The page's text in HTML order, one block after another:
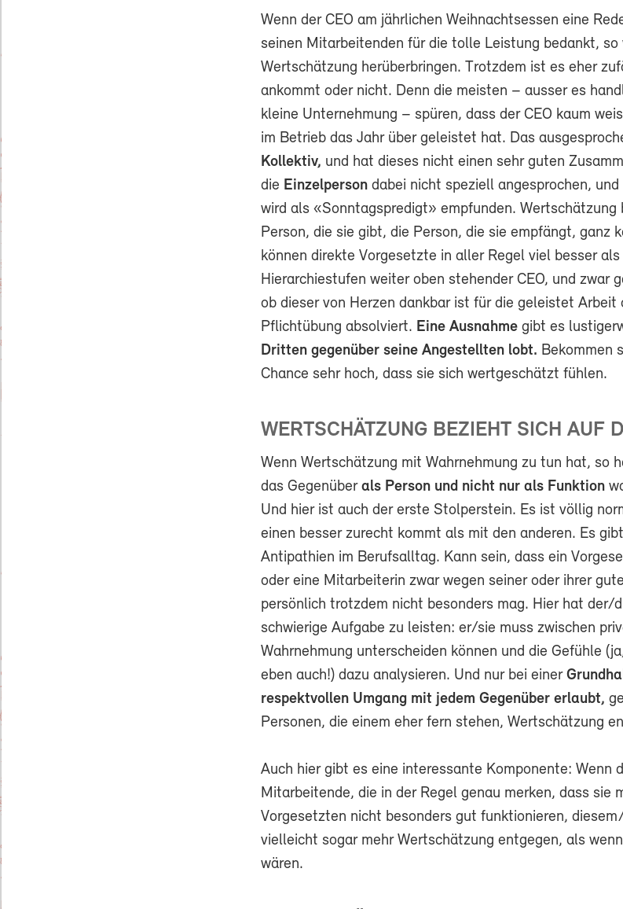
Wenn der CEO am jährlichen Weihnachtsessen eine
seinen Mitarbeitenden für die tolle Leistung bedankt, so
Wertschätzung herüberbringen. Trotzdem ist es eher
ankommt oder nicht. Denn die meisten – ausser es
kleine Unternehmung – spüren, dass der CEO kaum
im Betrieb das Jahr über geleistet hat. Das
Kollektiv, und hat dieses nicht einen sehr guten
die Einzelperson dabei nicht speziell angesprochen,
wird als «Sonntagspredigt» empfunden. Wertschätzung
Person, die sie gibt, die Person, die sie empfängt, ganz
können direkte Vorgesetzte in aller Regel viel besser als
Hierarchiestufen weiter oben stehender CEO, und zwar
ob dieser von Herzen dankbar ist für die geleistet Arbeit
Pflichtübung absolviert. Eine Ausnahme gibt es
Dritten gegenüber seine Angestellten lobt. Bekommen
Chance sehr hoch, dass sie sich wertgeschätzt fühlen.
WERTSCHÄTZUNG BEZIEHT SICH AUF
Wenn Wertschätzung mit Wahrnehmung zu tun hat, so
das Gegenüber als Person und nicht nur als Funktion
Und hier ist auch der erste Stolperstein. Es ist völlig
einen besser zurecht kommt als mit den anderen. Es
Antipathien im Berufsalltag. Kann sein, dass ein
oder eine Mitarbeiterin zwar wegen seiner oder ihrer
persönlich trotzdem nicht besonders mag. Hier hat der/
schwierige Aufgabe zu leisten: er/sie muss zwischen
Wahrnehmung unterscheiden können und die Gefühle
eben auch!) dazu analysieren. Und nur bei einer
respektvollen Umgang mit jedem Gegenüber erlaubt,
Personen, die einem eher fern stehen, Wertschätzung
Auch hier gibt es eine interessante Komponente: Wenn
Mitarbeitende, die in der Regel genau merken, dass sie
Vorgesetzten nicht besonders gut funktionieren,
vielleicht sogar mehr Wertschätzung entgegen, als
wären.